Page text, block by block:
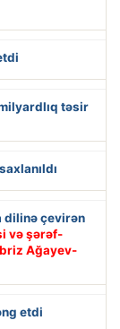
təsir
dilinə çevirən
və şərəf-
Ağayev-
etdi